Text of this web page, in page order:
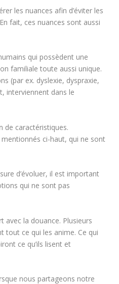
les nuances afin d’éviter les
fait, ces nuances sont aussi
qui possèdent une
familiale toute aussi unique.
(par ex. dyslexie, dyspraxie,
interviennent dans le
de caractéristiques.
ci-haut, qui ne sont
d’évoluer, il est important
qui ne sont pas
avec la douance. Plusieurs
tout ce qui les anime. Ce qui
ce qu’ils lisent et
nous partageons notre